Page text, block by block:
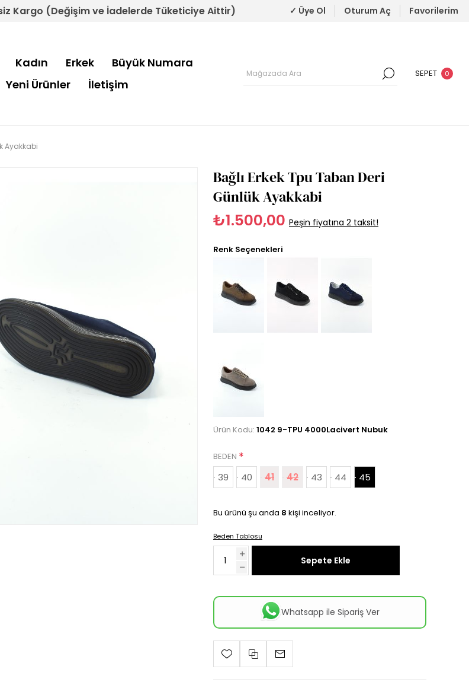
Kargo (Değişim ve İadelerde Tüketiciye Aittir) ✓ Üye Ol Oturum Aç Favorilerim
Kadın Erkek
Büyük Numara
Yeni Ürünler
İletişim
SEPET 0
Ayakkabi
Bağlı Erkek Tpu Taban Deri
Günlük Ayakkabi
₺1.500,00 Peşin fiyatına 2 taksit!
Renk Seçenekleri
Ürün Kodu: 1042 9-TPU 4000Lacivert Nubuk
BEDEN *
39 40 41 42 43 44 45
Bu ürünü şu anda 8 kişi inceliyor.
Beden Tablosu
Sepete Ekle
Whatsapp ile Sipariş Ver